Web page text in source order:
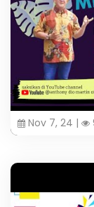
Nov 7, 24 |